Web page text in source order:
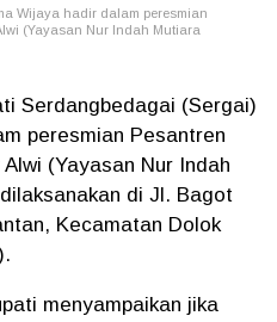
Wijaya hadir dalam peresmian
(Yayasan Nur Indah Mutiara
Serdangbedagai (Sergai)
peresmian Pesantren
(Yayasan Nur Indah
di Jl. Bagot
Kecamatan Dolok
menyampaikan jika